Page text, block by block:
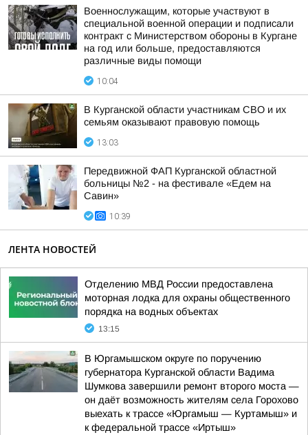
Военнослужащим, которые участвуют в
специальной военной операции и подписали
контракт с Министерством обороны в Кургане
на год или больше, предоставляются
различные виды помощи
10:04
В Курганской области участникам СВО и их
семьям оказывают правовую помощь
13:03
Передвижной ФАП Курганской областной
больницы №2 - на фестивале «Едем на
Савин»
10:39
ЛЕНТА НОВОСТЕЙ
Отделению МВД России предоставлена
моторная лодка для охраны общественного
порядка на водных объектах
13:15
В Юргамышском округе по поручению
губернатора Курганской области Вадима
Шумкова завершили ремонт второго моста —
он даёт возможность жителям села Горохово
выехать к трассе «Юргамыш — Куртамыш» и
к федеральной трассе «Иртыш»